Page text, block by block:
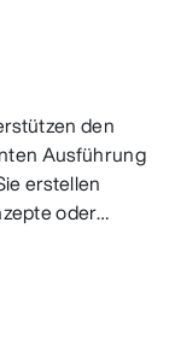
den
Ausführung
erstellen
oder…